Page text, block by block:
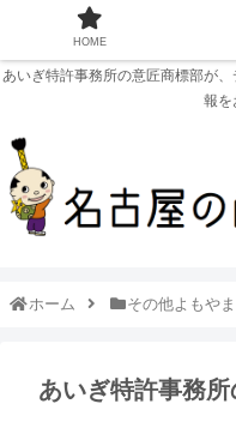
あいぎ特許事務所の意匠商標部が
報を
ホーム その他よもやま
あいぎ特許事務
HOME